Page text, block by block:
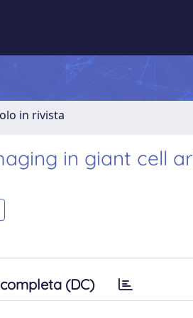
in rivista
in giant cell
(DC)